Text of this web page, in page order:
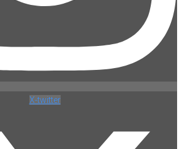
X-twitter